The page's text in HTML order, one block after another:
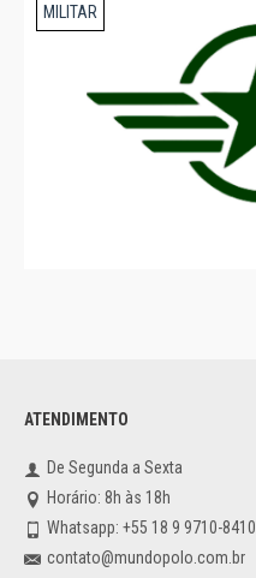
MILITAR
ATENDIMENTO
De Segunda a Sexta
Horário: 8h às 18h
Whatsapp: +55 18 9 9710-8410
contato@mundopolo.com.br